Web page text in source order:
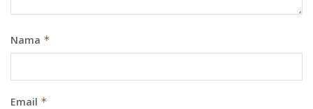
Nama *
Email *